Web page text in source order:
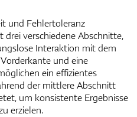
und Fehlertoleranz
verschiedene Abschnitte,
Interaktion mit dem
und eine
ein effizientes
der mittlere Abschnitt
um konsistente Ergebnisse
erzielen.